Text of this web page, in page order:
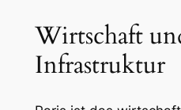
Wirtschaft
Infrastruktur